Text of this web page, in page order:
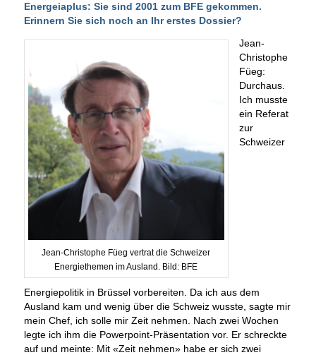
Energeiaplus: Sie sind 2001 zum BFE gekommen.
Erinnern Sie sich noch an Ihr erstes Dossier?
Jean-Christophe Füeg vertrat die Schweizer
Energiethemen im Ausland. Bild: BFE
Jean-
Christophe
Füeg:
Durchaus.
Ich musste
ein Referat
zur
Schweizer
Energiepolitik in Brüssel vorbereiten. Da ich aus dem
Ausland kam und wenig über die Schweiz wusste, sagte mir
mein Chef, ich solle mir Zeit nehmen. Nach zwei Wochen
legte ich ihm die Powerpoint-Präsentation vor. Er schreckte
auf und meinte: Mit «Zeit nehmen» habe er sich zwei